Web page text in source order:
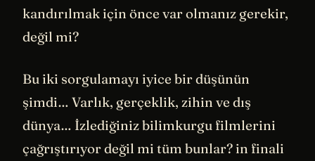
kandırılmak için önce var olmanız gerekir,
değil mi?
Bu iki sorgulamayı iyice bir düşünün
şimdi… Varlık, gerçeklik, zihin ve dış
dünya… İzlediğiniz bilimkurgu filmlerini
çağrıştırıyor değil mi tüm bunlar? in finali